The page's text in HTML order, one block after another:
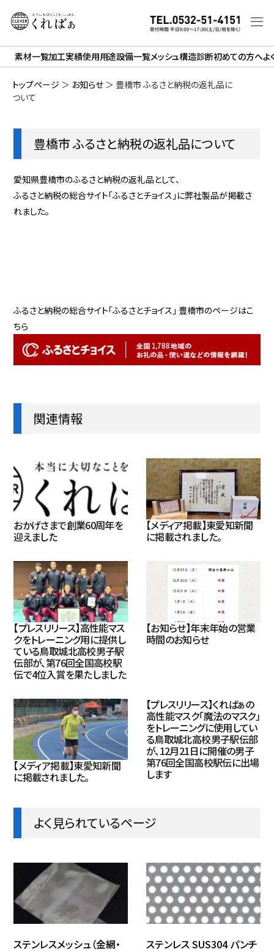
素材一覧加工実績使用用途設備一覧メッシュ構造診断初めての方へよ
トップページ ＞ お知らせ ＞ 豊橋市 ふるさと納税の返礼品に
ついて
豊橋市 ふるさと納税の返礼品について
愛知県豊橋市のふるさと納税の返礼品として、
ふるさと納税の総合サイト「ふるさとチョイス」に弊社製品が掲載さ
れました。
ふるさと納税の総合サイト「ふるさとチョイス」 豊橋市のページはこ
ちら
関連情報
おかげさまで創業60周年を
迎えました
【メディア掲載】東愛知新聞
に掲載されました。
【プレスリリース】高性能マス
クをトレーニング用に提供し
ている鳥取城北高校男子駅
伝部が、第76回全国高校駅
伝で4位入賞を果たしました
【お知らせ】年末年始の営業
時間のお知らせ
【メディア掲載】東愛知新聞
に掲載されました。
【プレスリリース】くればぁの
高性能マスク「魔法のマスク」
をトレーニングに使用してい
る鳥取城北高校男子駅伝部
が、12月21日に開催の男子
第76回全国高校駅伝に出場
します
よく見られているページ
ステンレスメッシュ（金網・
ステンレス SUS304 パンチ